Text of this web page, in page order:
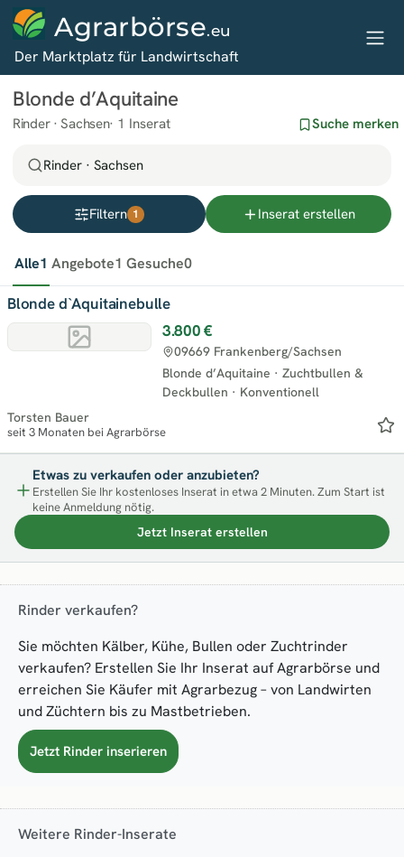
Agrarbörse.eu
Der Marktplatz für Landwirtschaft
Blonde d’Aquitaine
Rinder · Sachsen 1 Inserat Suche merken
Rinder · Sachsen
Filtern 1 Inserat erstellen
Alle1 Angebote1 Gesuche0
Blonde d`Aquitainebulle
3.800 €
Blonde d’Aquitaine · Zuchtbullen &
Deckbullen · Konventionell
09669 Frankenberg/Sachsen
Torsten Bauer
seit 3 Monaten bei Agrarbörse
Etwas zu verkaufen oder anzubieten?
Erstellen Sie Ihr kostenloses Inserat in etwa 2 Minuten. Zum Start ist
keine Anmeldung nötig.
Jetzt Inserat erstellen
Rinder verkaufen?
Sie möchten Kälber, Kühe, Bullen oder Zuchtrinder
verkaufen? Erstellen Sie Ihr Inserat auf Agrarbörse und
erreichen Sie Käufer mit Agrarbezug – von Landwirten
und Züchtern bis zu Mastbetrieben.
Jetzt Rinder inserieren
Weitere Rinder-Inserate